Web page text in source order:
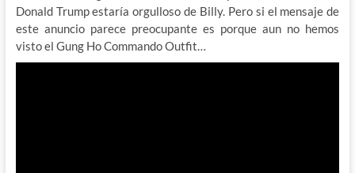
Donald Trump estaría orgulloso de Billy. Pero si el mensaje de
este anuncio parece preocupante es porque aun no hemos
visto el Gung Ho Commando Outfit…